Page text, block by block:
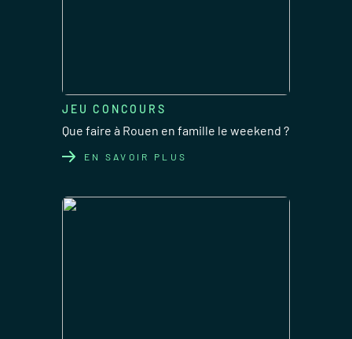
EN SAVOIR PLUS
JEU CONCOURS
Que faire à Rouen en famille le weekend ?